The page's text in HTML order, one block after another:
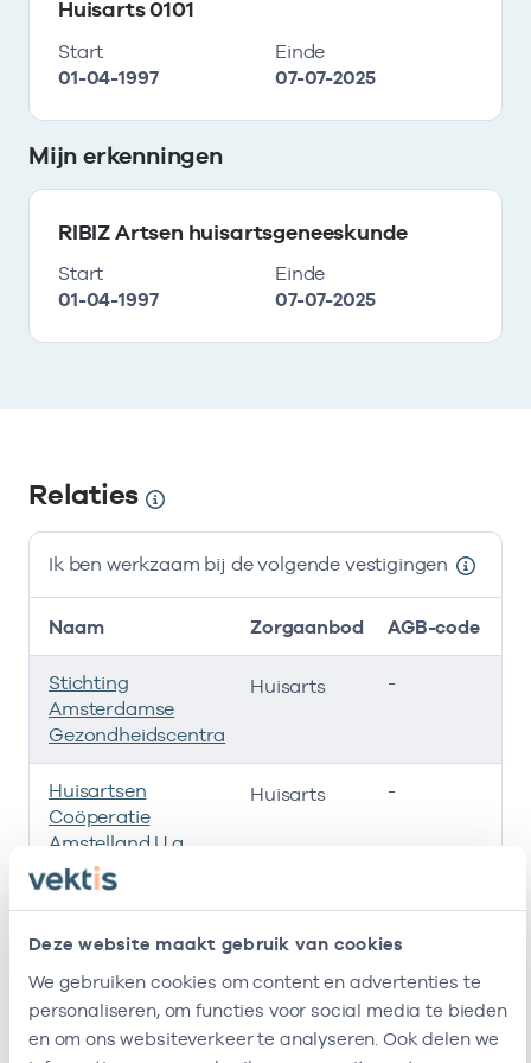
Deze website maakt gebruik van cookies
We gebruiken cookies om content en advertenties te
personaliseren, om functies voor social media te bieden
en om ons websiteverkeer te analyseren. Ook delen we
Huisarts 0101
Start
01-04-1997
Einde
07-07-2025
Mijn erkenningen
RIBIZ Artsen huisartsgeneeskunde
Start
01-04-1997
Einde
07-07-2025
Relaties
Ik ben werkzaam bij de volgende vestigingen
Naam Zorgaanbod AGB-code
Stichting
Amsterdamse
Gezondheidscentra
Huisarts -
Huisartsen
Coöperatie
Amstelland U.a.
Huisarts -
Maatschap J.j.
Cooperatie
Amstellandzorg
U.a.
Huisarts -